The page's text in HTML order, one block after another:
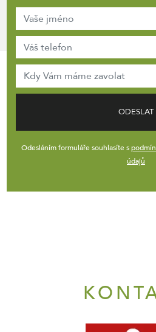
ODESLAT
Odesláním formuláře souhlasíte s
údajů